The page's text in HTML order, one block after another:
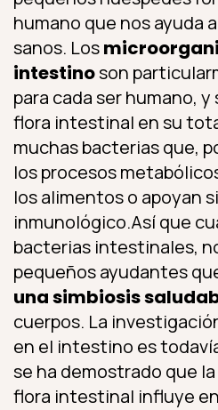
humano que nos ayuda
sanos. Los
intestinoson
para cada ser humano,
flora intestinal en su
muchas bacterias que,
los procesos
los alimentos o apoyan
inmunológico.Así que
bacterias intestinales,
pequeños ayudantes
una simbiosis
cuerpos. La
en el intestino es
se ha demostrado que
flora intestinal influye